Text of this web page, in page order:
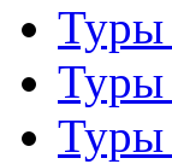
Туры
Туры
Туры